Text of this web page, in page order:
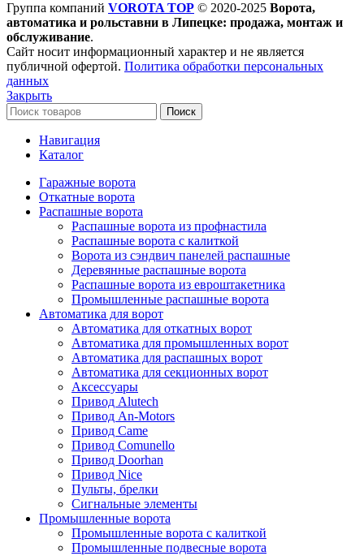
Группа компаний VOROTA TOP © 2020-2025 Ворота,
автоматика и рольставни в Липецке: продажа, монтаж и
обслуживание.
Сайт носит информационный характер и не является
публичной офертой. Политика обработки персональных
данных
Закрыть
Поиск
Навигация
Каталог
Гаражные ворота
Откатные ворота
Распашные ворота
Распашные ворота из профнастила
Распашные ворота с калиткой
Ворота из сэндвич панелей распашные
Деревянные распашные ворота
Распашные ворота из евроштакетника
Промышленные распашные ворота
Автоматика для ворот
Автоматика для откатных ворот
Автоматика для промышленных ворот
Автоматика для распашных ворот
Автоматика для секционных ворот
Аксессуары
Привод Alutech
Привод An-Motors
Привод Came
Привод Comunello
Привод Doorhan
Привод Nice
Пульты, брелки
Сигнальные элементы
Промышленные ворота
Промышленные ворота с калиткой
Промышленные подвесные ворота